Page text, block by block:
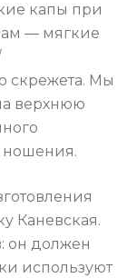
капы при
— мягкие
скрежета. Мы
верхнюю
ношения.
Каневская.
он должен
используют